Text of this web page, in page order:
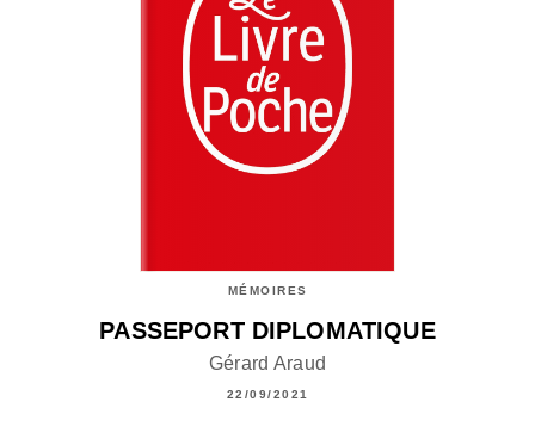
MÉMOIRES
PASSEPORT DIPLOMATIQUE
Gérard Araud
22/09/2021